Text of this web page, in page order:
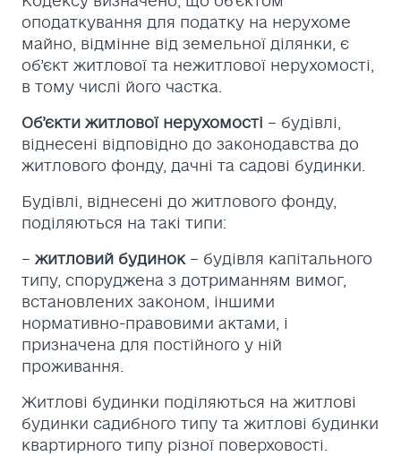
оподаткування для податку на нерухоме
майно, відмінне від земельної ділянки, є
об’єкт житлової та нежитлової нерухомості,
в тому числі його частка.
Об’єкти житлової нерухомості – будівлі,
віднесені відповідно до законодавства до
житлового фонду, дачні та садові будинки.
Будівлі, віднесені до житлового фонду,
поділяються на такі типи:
– житловий будинок– будівля капітального
типу, споруджена з дотриманням вимог,
встановлених законом, іншими
нормативно-правовими актами, і
призначена для постійного у ній
проживання.
Житлові будинки поділяються на житлові
будинки садибного типу та житлові будинки
квартирного типу різної поверховості.